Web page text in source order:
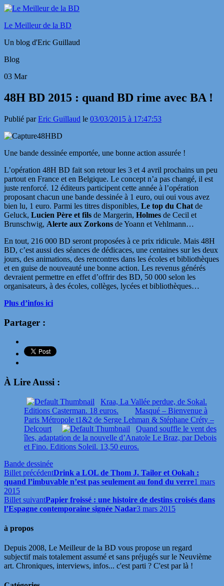
Le Meilleur de la BD
Un blog d'Eric Guillaud
Blog
03 Mar
48H BD 2015 : quand BD rime avec BA !
Publié parEric Guillaud le 03/03/2015 à 17:47:53
Une bande dessinée emportée, une bonne action assurée !
L’opération 48H BD fait son retour les 3 et 4 avril prochains un peu
partout en France et en Belgique. Le concept n’a pas changé, il est
juste renforcé. 12 éditeurs participent cette année à l’opération
proposant chacun une bande dessinée à 1 euro, oui oui vous avez
bien lu, 1 euro. Parmi les titres disponibles, Le top du Chat de
Geluck, Lucien Père et fils de Margerin, Holmes de Cecil et
Brunschwig, Alerte aux Zorkons de Yoann et Vehlmann…
En tout, 216 000 BD seront proposées à ce prix ridicule. Mais 48H
BD, c’est aussi des séances de dédicaces, une centaines sur les deux
jours, des animations, des rencontres dans les écoles et bibliothèques
et en guise de nouveauté une bonne action. Les revenus générés
devraient permettre en effet d’offrir des BD, 50 000 selon les
organisateurs, à des écoles, collèges, lycées et bibliothèques…
Plus d’infos ici
Partager :
À Lire Aussi :
Kraa, La Vallée perdue, de Sokal.
Editions Casterman. 18 euros.
Masqué – Bienvenue à
Paris Métropole t1&2 de Serge Lehman & Stéphane Créty –
Delcourt
Quand souffle le vent des
îles, adaptation de la nouvelle d’Anatole Le Braz, par Debois
et Fino. Editions Soleil. 13,50 euros.
Bande dessinée
Billet précédentDrink a LOL de Thom J. Tailor et Ookah :
quand l’imbuvable n’est pas seulement au fond du verre1 mars
2015
Billet suivantPapier froissé : une histoire de destins croisés dans
l’Espagne contemporaine signée Nadar3 mars 2015
à propos
Depuis 2008, Le Meilleur de la BD vous propose un regard
subjectif mais totalement assumé et sans préjugés sur le Neuvième
art. Chroniques, interviews, infos... c'est parti ? C'est par là !